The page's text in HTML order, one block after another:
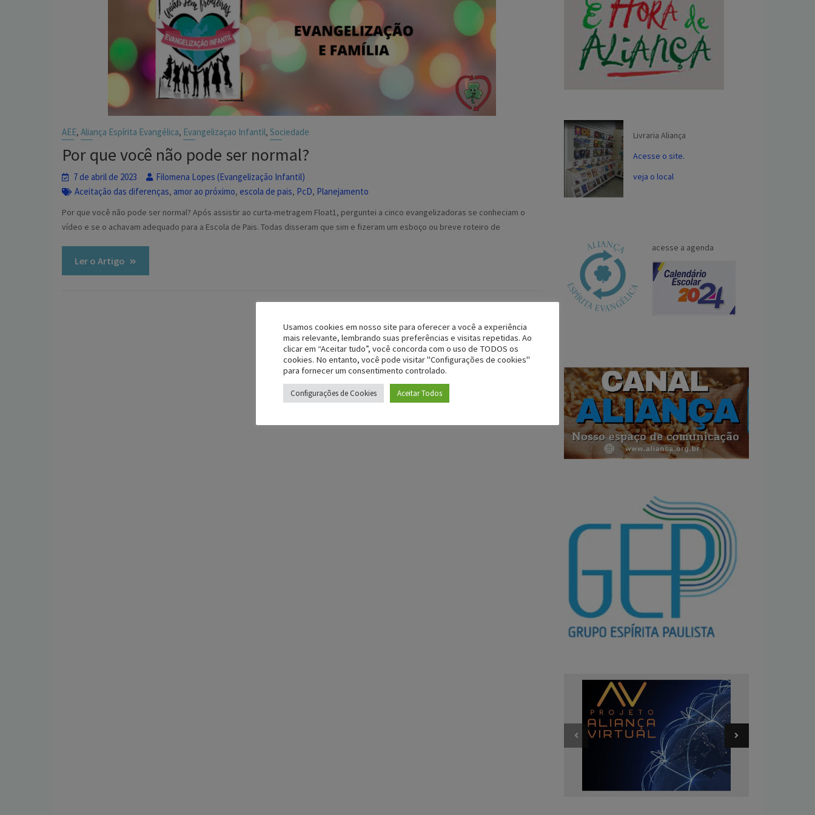
AEE,Aliança Espírita Evangélica, Evangelizaçao Infantil,Sociedade
Por que você não pode ser normal?
7 de abril de 2023
Filomena Lopes (Evangelização Infantil)
Aceitação das diferenças, amor ao próximo, escola de pais, PcD, Planejamento
Por que você não pode ser normal? Após assistir ao curta-metragem Float1, perguntei a cinco evangelizadoras se conheciam o
vídeo e se o achavam adequado para a Escola de Pais. Todas disseram que sim e fizeram um esboço ou breve roteiro de
Ler o Artigo
Livraria Aliança
Acesse o site.
veja o local
acesse a agenda
Usamos cookies em nosso site para oferecer a você a experiência
mais relevante, lembrando suas preferências e visitas repetidas. Ao
clicar em “Aceitar tudo”, você concorda com o uso de TODOS os
cookies. No entanto, você pode visitar "Configurações de cookies"
para fornecer um consentimento controlado.
Configurações de Cookies Aceitar Todos